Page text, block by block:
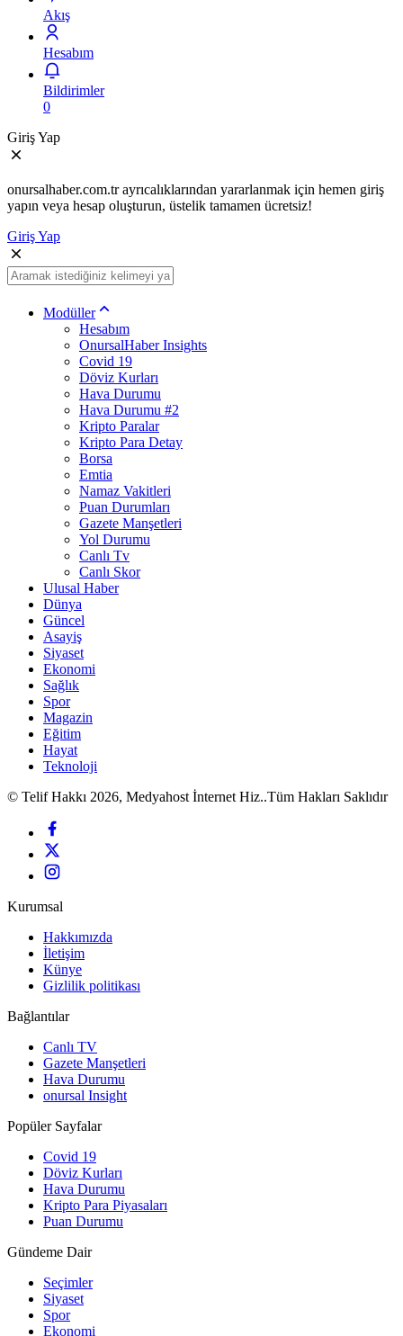
Akış
Hesabım
Bildirimler
0
Giriş Yap
onursalhaber.com.tr ayrıcalıklarından yararlanmak için hemen giriş
yapın veya hesap oluşturun, üstelik tamamen ücretsiz!
Giriş Yap
Modüller
Hesabım
OnursalHaber Insights
Covid 19
Döviz Kurları
Hava Durumu
Hava Durumu #2
Kripto Paralar
Kripto Para Detay
Borsa
Emtia
Namaz Vakitleri
Puan Durumları
Gazete Manşetleri
Yol Durumu
Canlı Tv
Canlı Skor
Ulusal Haber
Dünya
Güncel
Asayiş
Siyaset
Ekonomi
Sağlık
Spor
Magazin
Eğitim
Hayat
Teknoloji
© Telif Hakkı 2026, Medyahost İnternet Hiz..Tüm Hakları Saklıdır
Kurumsal
Hakkımızda
İletişim
Künye
Gizlilik politikası
Bağlantılar
Canlı TV
Gazete Manşetleri
Hava Durumu
onursal Insight
Popüler Sayfalar
Covid 19
Döviz Kurları
Hava Durumu
Kripto Para Piyasaları
Puan Durumu
Gündeme Dair
Seçimler
Siyaset
Spor
Ekonomi